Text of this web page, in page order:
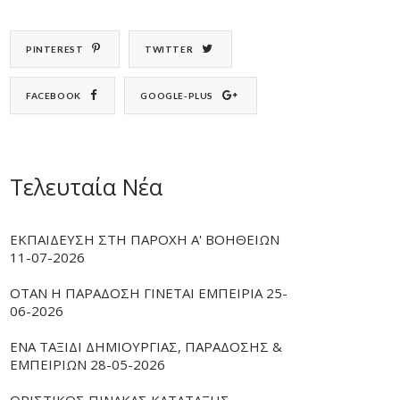
PINTEREST TWITTER
FACEBOOK GOOGLE-PLUS
Τελευταία Νέα
ΕΚΠΑΙΔΕΥΣΗ ΣΤΗ ΠΑΡΟΧΗ Α' ΒΟΗΘΕΙΩΝ
11-07-2026
ΟΤΑΝ Η ΠΑΡΑΔΟΣΗ ΓΙΝΕΤΑΙ ΕΜΠΕΙΡΙΑ 25-
06-2026
ΕΝΑ ΤΑΞΙΔΙ ΔΗΜΙΟΥΡΓΙΑΣ, ΠΑΡΑΔΟΣΗΣ &
ΕΜΠΕΙΡΙΩΝ 28-05-2026